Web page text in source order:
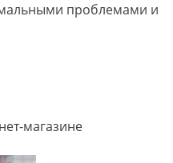
проблемами и
магазине